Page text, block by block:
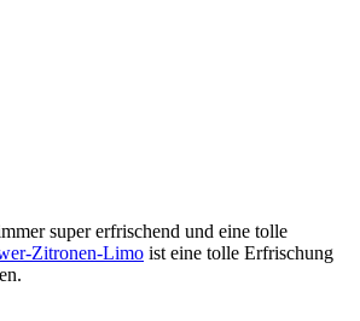
super erfrischend und eine tolle
Zitronen-Limo ist eine tolle Erfrischung